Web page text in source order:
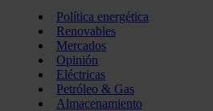
Política energética
Renovables
Mercados
Opinión
Eléctricas
Petróleo & Gas
Almacenamiento